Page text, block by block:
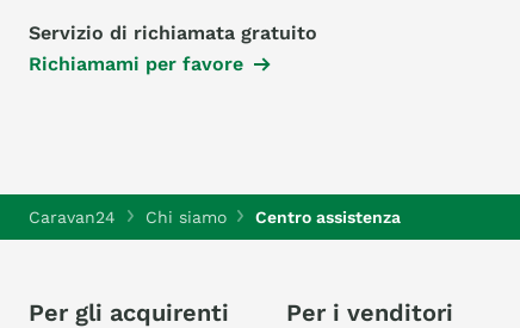
Servizio di richiamata gratuito
Richiamami per favore
Caravan24 Chi siamo Centro assistenza
Per gli acquirenti Per i venditori